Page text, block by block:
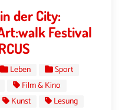
der City:
Festival
Leben
Sport
Film & Kino
Kunst
Lesung